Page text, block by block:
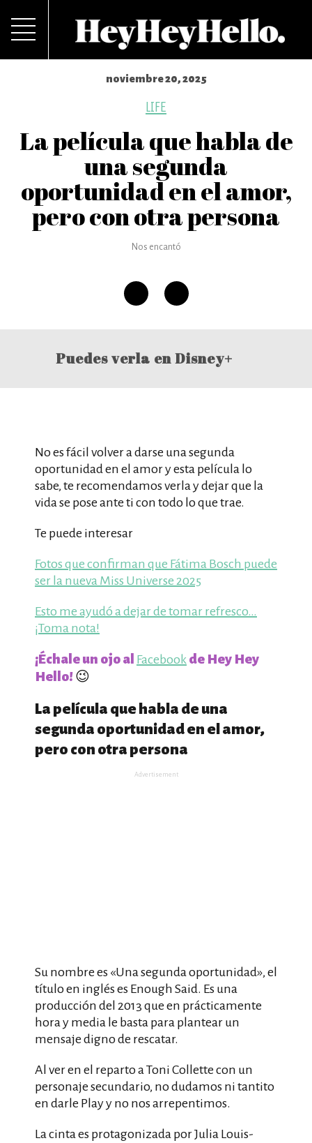
noviembre 20, 2025
LIFE
La película que habla de
una segunda
oportunidad en el amor,
pero con otra persona
Nos encantó
Puedes verla en Disney+
No es fácil volver a darse una segunda
oportunidad en el amor y esta película lo
sabe, te recomendamos verla y dejar que la
vida se pose ante ti con todo lo que trae.
Te puede interesar
Fotos que confirman que Fátima Bosch puede
ser la nueva Miss Universe 2025
Esto me ayudó a dejar de tomar refresco…
¡Toma nota!
¡Échale un ojo al Facebook de Hey Hey
Hello! 😉
La película que habla de una
segunda oportunidad en el amor,
pero con otra persona
Advertisement
Su nombre es «Una segunda oportunidad», el
título en inglés es Enough Said. Es una
producción del 2013 que en prácticamente
hora y media le basta para plantear un
mensaje digno de rescatar.
Al ver en el reparto a Toni Collette con un
personaje secundario, no dudamos ni tantito
en darle Play y no nos arrepentimos.
La cinta es protagonizada por Julia Louis-